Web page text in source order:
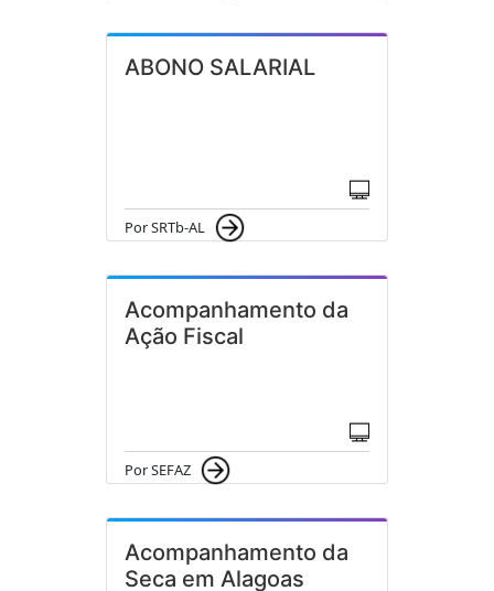
ABONO SALARIAL
Por SRTb-AL
Acompanhamento da
Ação Fiscal
Por SEFAZ
Acompanhamento da
Seca em Alagoas